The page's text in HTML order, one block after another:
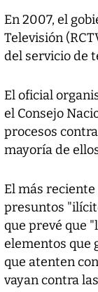
En 2007, el
Televisión
del servicio de
El oficial
el Consejo
procesos
mayoría de
El más
presuntos
que prevé que
elementos que
que atenten
vayan contra